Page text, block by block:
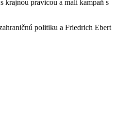
krajnou pravicou a mali kampaň s
politiku a Friedrich Ebert